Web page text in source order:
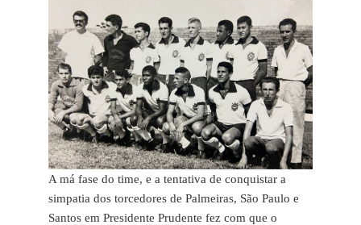
A má fase do time, e a tentativa de conquistar a
simpatia dos torcedores de Palmeiras, São Paulo e
Santos em Presidente Prudente fez com que o